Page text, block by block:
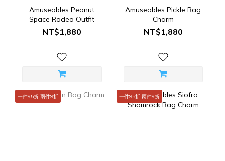
Amuseables Peanut
Space Rodeo Outfit
NT$1,880
Amuseables Pickle Bag
Charm
NT$1,880
一件95折 兩件9折 一件95折 兩件9折